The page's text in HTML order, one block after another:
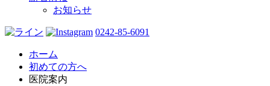
お知らせ
0242-85-6091
ホーム
初めての方へ
医院案内